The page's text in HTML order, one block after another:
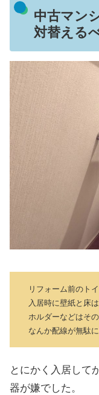
中古マン
対替える
リフォーム前のトイ
入居時に壁紙と床
ホルダーなどはその
なんか配線が無駄
とにかく入居して
器が嫌でした。